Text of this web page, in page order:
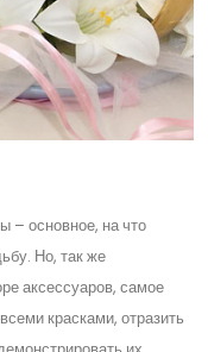
– основное, на что
Но, так же
аксессуаров, самое
красками, отразить